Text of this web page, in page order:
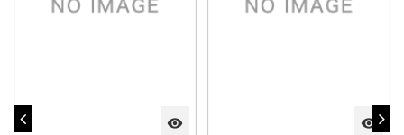
visibility visibility